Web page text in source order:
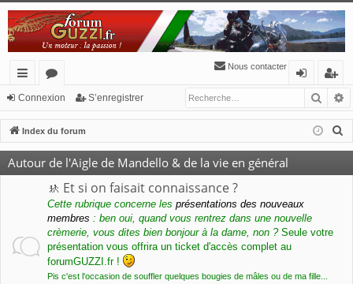
cc
ès
ra
pi
or
u
m
s
Nous contacter
n
ne
n
’e
nr
eg
Connexion S’enregistrer
Index du forum
Autour de l'Aigle de Mandello & de la vie en général
🚸 Et si on faisait connaissance ?
Cette rubrique concerne les présentations des nouveaux
membres : ben oui, quand vous rentrez dans une nouvelle
crèmerie, vous dites bien bonjour à la dame, non ?Seule votre
présentation vous offrira un ticket d'accès complet au
forumGUZZI.fr !
Pis c'est l'occasion de souffler quelques bougies de mâles ou de ma fille...